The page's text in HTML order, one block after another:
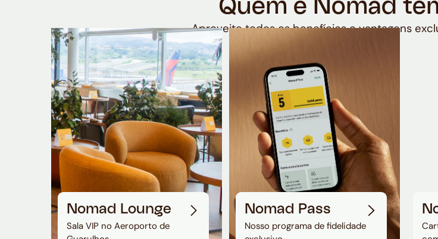
Quem é Nomad
Aproveite todos os benefícios e vantagens
Nomad Lounge
Sala VIP no Aeroporto de
Nomad Pass
Nosso programa de fidelidade